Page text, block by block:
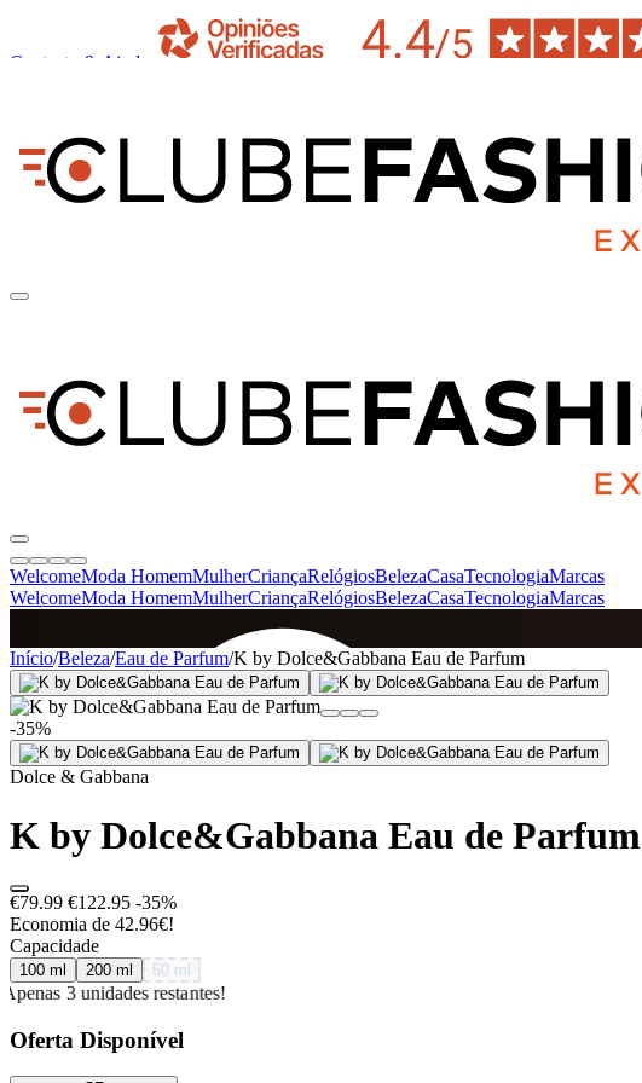
Contacto & Ajuda
WelcomeModa HomemMulherCriançaRelógiosBelezaCasaTecnologiaMarcas
WelcomeModa HomemMulherCriançaRelógiosBelezaCasaTecnologiaMarcas
SINCE 2005
+de 36.000 reviews
Início/Beleza/Eau de Parfum/K by Dolce&Gabbana Eau de Parfum
-35%
Dolce & Gabbana
K by Dolce&Gabbana Eau de Parfum
€79.99 €122.95 -35%
Economia de 42.96€!
Capacidade
100 ml 200 ml 50 ml
Apenas 3 unidades restantes!
Oferta Disponível